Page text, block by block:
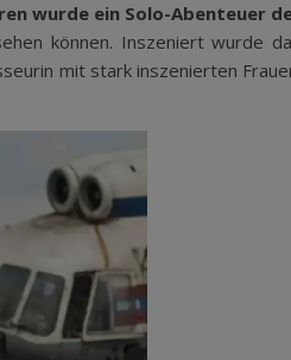
wurde ein Solo-Abenteuer
können. Inszeniert wurde
mit stark inszenierten